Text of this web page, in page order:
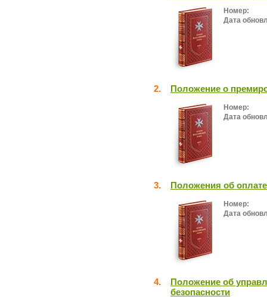
Номер:
Дата
2. Положение о
Номер:
Дата
3. Положения об
Номер:
Дата
4.
Положение об
безопасности